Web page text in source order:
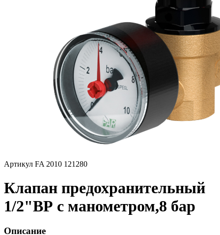
Артикул FA 2010 121280
Клапан предохранительный
1/2"ВР с манометром,8 бар
Описание